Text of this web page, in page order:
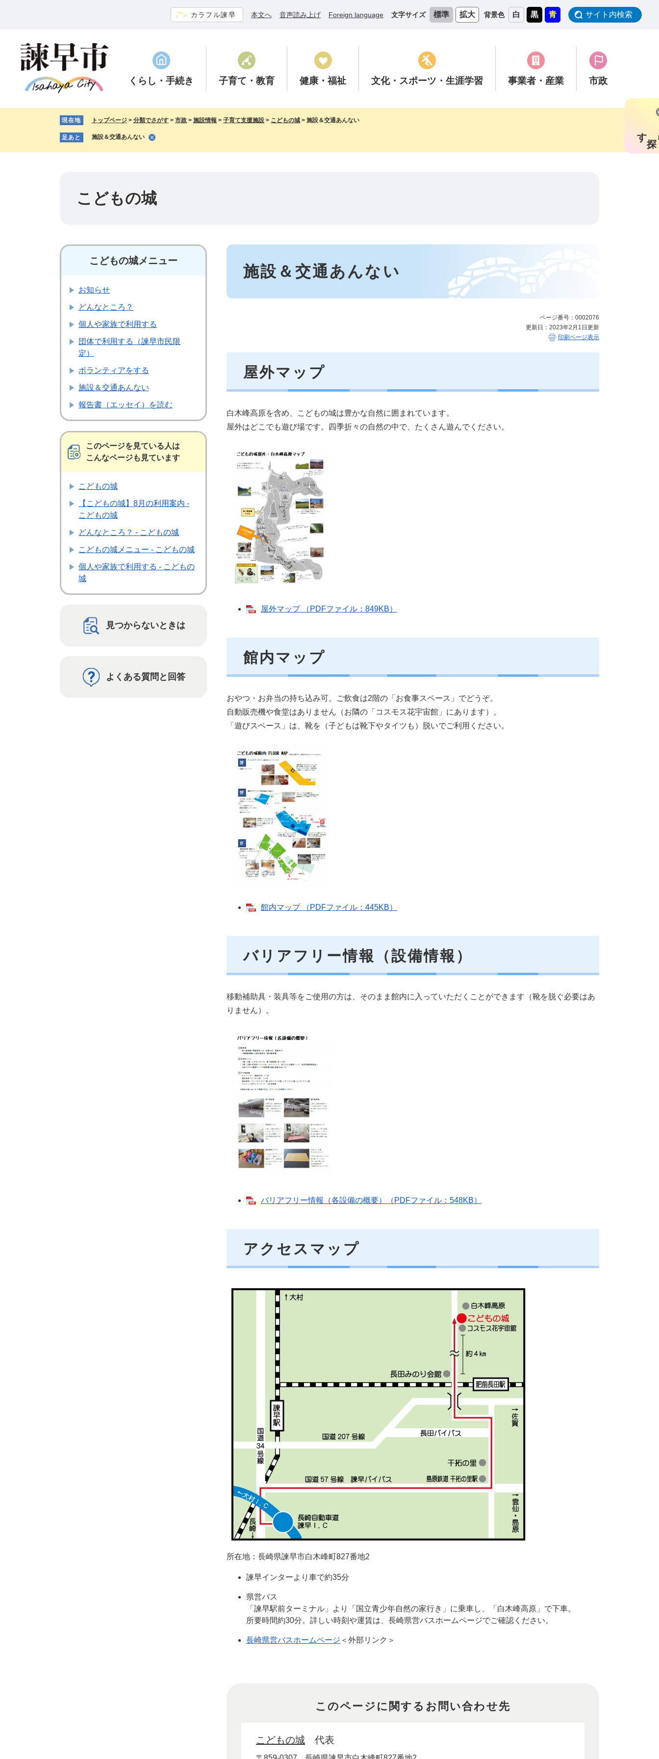
カラフル諫早 本文へ 音声読み上げ Foreign language 文字サイズ 標準 拡大 背景色 白 黒 青 サイト内検索
くらし ・手続き 子育て ・教育 健康 ・福祉 文化・スポーツ ・生涯学習 事業者 ・産業 市政
す
現在地 トップページ > 分類でさがす > 市政 > 施設情報 > 子育て支援施設 > こどもの城 > 施設＆交通あんない
足あと 施設＆交通あんない
こどもの城
本
施設＆交通あんない
ページ番号：0002076
更新日：2023年2月1日更新
印刷ページ表示
屋外マップ
白木峰高原を含め、こどもの城は豊かな自然に囲まれています。
屋外はどこでも遊び場です。四季折々の自然の中で、たくさん遊んでください。
屋外マップ （PDFファイル：849KB）
館内マップ
おやつ・お弁当の持ち込み可。ご飲食は2階の「お食事スペース」でどうぞ。
自動販売機や食堂はありません（お隣の「コスモス花宇宙館」にあります）。
「遊びスペース」は、靴を（子どもは靴下やタイツも）脱いでご利用ください。
館内マップ （PDFファイル：445KB）
バリアフリー情報（設備情報）
移動補助具・装具等をご使用の方は、そのまま館内に入っていただくことができます（靴を脱ぐ必要はあ
りません）。
バリアフリー情報（各設備の概要）（PDFファイル：548KB）
アクセスマップ
所在地：長崎県諫早市白木峰町827番地2
諫早インターより車で約35分
県営バス
「諫早駅前ターミナル」より「国立青少年自然の家行き」に乗車し、「白木峰高原」で下車。
所要時間約30分。詳しい時刻や運賃は、長崎県営バスホームページでご確認ください。
長崎県営バスホームページ ＜外部リンク＞
このページに関するお問い合わせ先
こどもの城 代表
こどもの城メニュー
お知らせ
どんなところ？
個人や家族で利用する
団体で利用する（諫早市民限
定）
ボランティアをする
施設＆交通あんない
報告書（エッセイ）を読む
このページを見ている人は
こんなページも見ています
こどもの城
【こどもの城】8月の利用案内 -
こどもの城
どんなところ？ - こどもの城
こどもの城メニュー - こどもの城
個人や家族で利用する - こどもの
城
見つからないときは
よくある質問と回答